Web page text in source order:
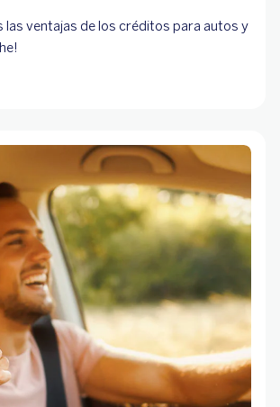
las ventajas de los créditos para autos y